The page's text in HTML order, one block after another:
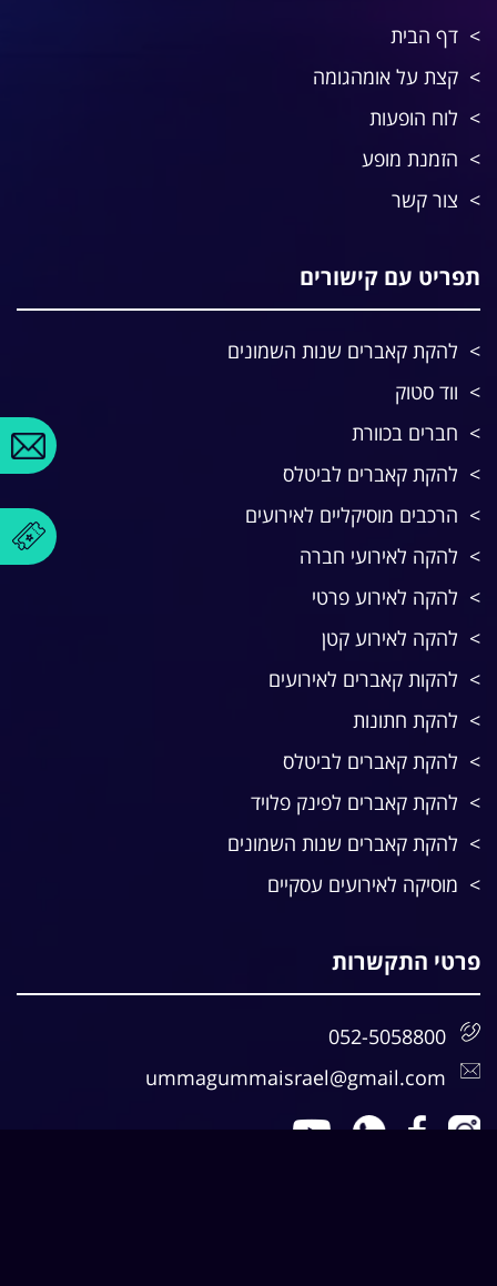
דף הבית
קצת על אומהגומה
לוח הופעות
הזמנת מופע
צור קשר
תפריט עם קישורים
להקת קאברים שנות השמונים
ווד סטוק
חברים בכוורת
להקת קאברים לביטלס
הרכבים מוסיקליים לאירועים
להקה לאירועי חברה
להקה לאירוע פרטי
להקה לאירוע קטן
להקות קאברים לאירועים
להקת חתונות
להקת קאברים לביטלס
להקת קאברים לפינק פלויד
להקת קאברים שנות השמונים
מוסיקה לאירועים עסקיים
פרטי התקשרות
052-5058800
ummagummaisrael@gmail.com